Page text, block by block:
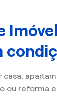
casa,
ou reforma